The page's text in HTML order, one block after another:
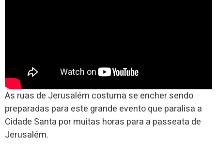
As ruas de Jerusalém costuma se encher sendo
preparadas para este grande evento que paralisa a
Cidade Santa por muitas horas para a passeata de
Jerusalém.